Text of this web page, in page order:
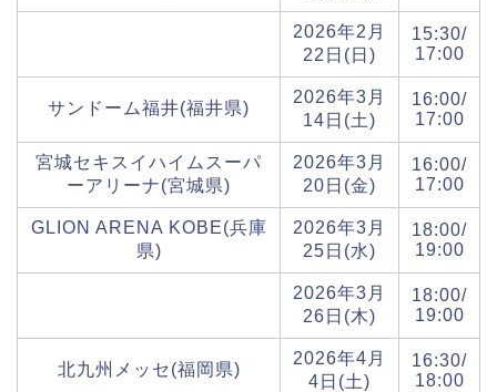
2026年2月
22日(日)
15:30/
17:00
サンドーム福井(福井県)
2026年3月
14日(土)
16:00/
17:00
宮城セキスイハイムスーパ
ーアリーナ(宮城県)
2026年3月
20日(金)
16:00/
17:00
GLION ARENA KOBE(兵庫
県)
2026年3月
25日(水)
18:00/
19:00
2026年3月
26日(木)
18:00/
19:00
北九州メッセ(福岡県)
2026年4月
4日(土)
16:30/
18:00